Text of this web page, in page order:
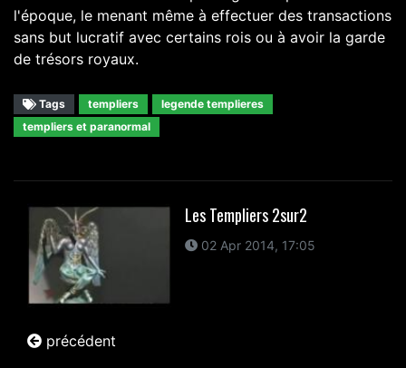
l'époque, le menant même à effectuer des transactions
sans but lucratif avec certains rois ou à avoir la garde
de trésors royaux.
Tags templiers
legende templieres
templiers et paranormal
Les Templiers 2sur2
02 Apr 2014, 17:05
précédent